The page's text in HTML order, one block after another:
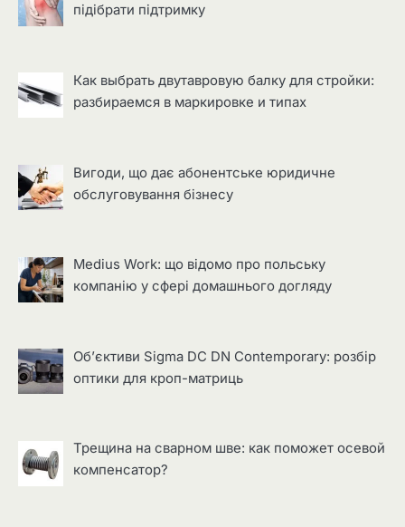
підібрати підтримку
Как выбрать двутавровую балку для стройки:
разбираемся в маркировке и типах
Вигоди, що дає абонентське юридичне
обслуговування бізнесу
Medius Work: що відомо про польську
компанію у сфері домашнього догляду
Об’єктиви Sigma DC DN Contemporary: розбір
оптики для кроп-матриць
Трещина на сварном шве: как поможет осевой
компенсатор?